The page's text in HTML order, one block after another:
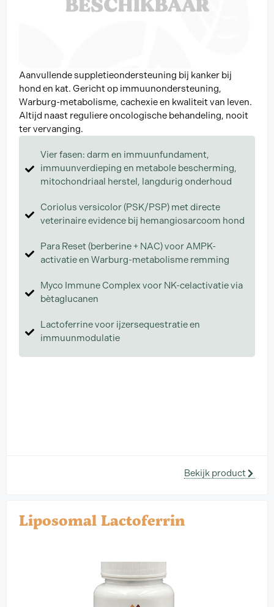
Aanvullende suppletieondersteuning bij kanker bij
hond en kat. Gericht op immuunondersteuning,
Warburg-metabolisme, cachexie en kwaliteit van leven.
Altijd naast reguliere oncologische behandeling, nooit
ter vervanging.
Vier fasen: darm en immuunfundament,
immuunverdieping en metabole bescherming,
mitochondriaal herstel, langdurig onderhoud
Coriolus versicolor (PSK/PSP) met directe
veterinaire evidence bij hemangiosarcoom hond
Para Reset (berberine + NAC) voor AMPK-
activatie en Warburg-metabolisme remming
Myco Immune Complex voor NK-celactivatie via
bètaglucanen
Lactoferrine voor ijzersequestratie en
immuunmodulatie
Bekijk product
Liposomal Lactoferrin